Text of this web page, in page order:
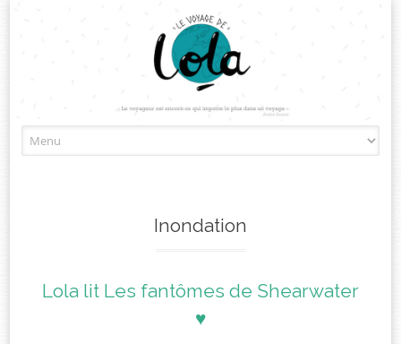
to
Inondation
Lola lit Les fantômes de Shearwater
♥